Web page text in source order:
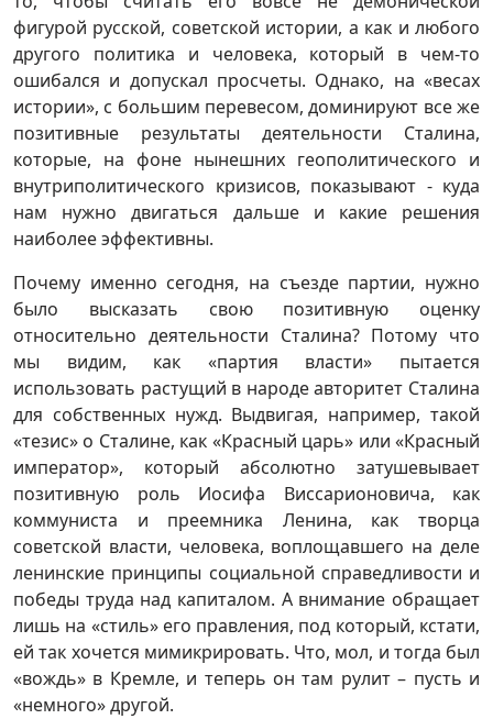
фигурой русской, советской истории, а как и любого
другого политика и человека, который в чем-то
ошибался и допускал просчеты. Однако, на «весах
истории», с большим перевесом, доминируют все же
позитивные результаты деятельности Сталина,
которые, на фоне нынешних геополитического и
внутриполитического кризисов, показывают - куда
нам нужно двигаться дальше и какие решения
наиболее эффективны.
Почему именно сегодня, на съезде партии, нужно
было высказать свою позитивную оценку
относительно деятельности Сталина? Потому что
мы видим, как «партия власти» пытается
использовать растущий в народе авторитет Сталина
для собственных нужд. Выдвигая, например, такой
«тезис» о Сталине, как «Красный царь» или «Красный
император», который абсолютно затушевывает
позитивную роль Иосифа Виссарионовича, как
коммуниста и преемника Ленина, как творца
советской власти, человека, воплощавшего на деле
ленинские принципы социальной справедливости и
победы труда над капиталом. А внимание обращает
лишь на «стиль» его правления, под который, кстати,
ей так хочется мимикрировать. Что, мол, и тогда был
«вождь» в Кремле, и теперь он там рулит – пусть и
«немного» другой.